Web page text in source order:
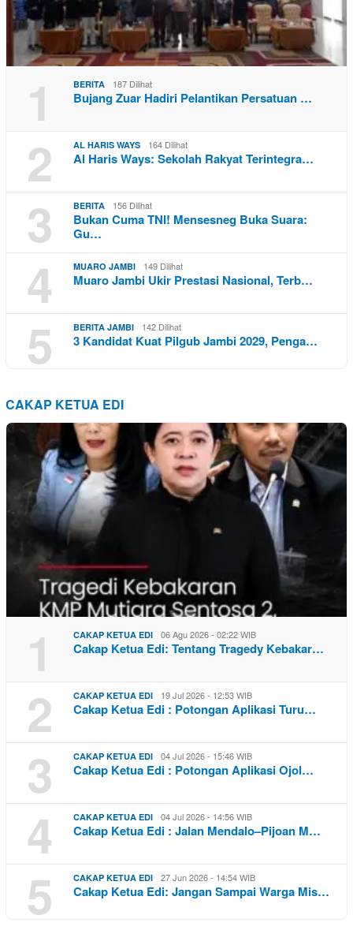
1 BERITA 187 Dilihat
Bujang Zuar Hadiri Pelantikan Persatuan …
2 AL HARIS WAYS 164 Dilihat
Al Haris Ways: Sekolah Rakyat Terintegra…
3 BERITA 156 Dilihat
Bukan Cuma TNI! Mensesneg Buka Suara:
Gu…
4 MUARO JAMBI 149 Dilihat
Muaro Jambi Ukir Prestasi Nasional, Terb…
5 BERITA JAMBI 142 Dilihat
3 Kandidat Kuat Pilgub Jambi 2029, Penga…
CAKAP KETUA EDI
1 CAKAP KETUA EDI 06 Agu 2026 - 02:22 WIB
Cakap Ketua Edi: Tentang Tragedy Kebakar…
2 CAKAP KETUA EDI 19 Jul 2026 - 12:53 WIB
Cakap Ketua Edi : Potongan Aplikasi Turu…
3 CAKAP KETUA EDI 04 Jul 2026 - 15:46 WIB
Cakap Ketua Edi : Potongan Aplikasi Ojol…
4 CAKAP KETUA EDI 04 Jul 2026 - 14:56 WIB
Cakap Ketua Edi : Jalan Mendalo–Pijoan M…
5 CAKAP KETUA EDI 27 Jun 2026 - 14:54 WIB
Cakap Ketua Edi: Jangan Sampai Warga Mis…